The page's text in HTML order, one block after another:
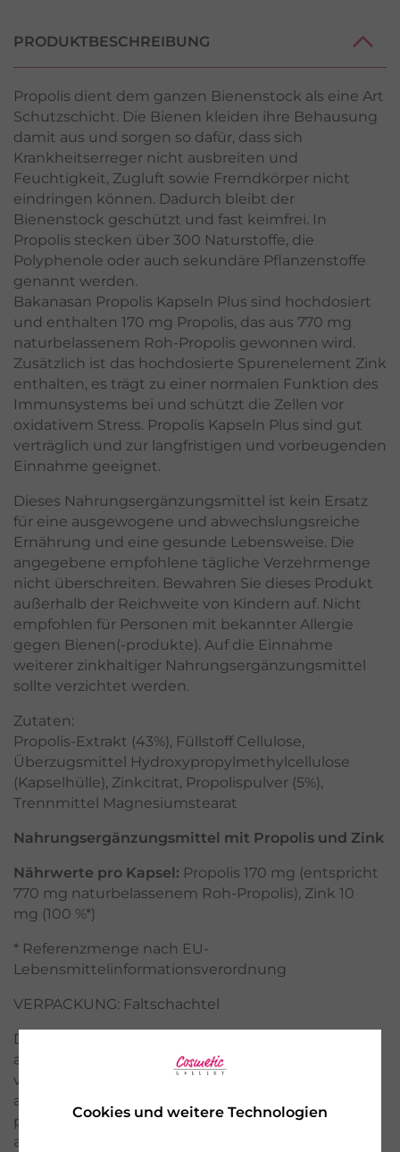
Cookies und weitere Technologien
PRODUKTBESCHREIBUNG
Propolis dient dem ganzen Bienenstock als eine Art
Schutzschicht. Die Bienen kleiden ihre Behausung
damit aus und sorgen so dafür, dass sich
Krankheitserreger nicht ausbreiten und
Feuchtigkeit, Zugluft sowie Fremdkörper nicht
eindringen können. Dadurch bleibt der
Bienenstock geschützt und fast keimfrei. In
Propolis stecken über 300 Naturstoffe, die
Polyphenole oder auch sekundäre Pflanzenstoffe
genannt werden.
Bakanasan Propolis Kapseln Plus sind hochdosiert
und enthalten 170 mg Propolis, das aus 770 mg
naturbelassenem Roh-Propolis gewonnen wird.
Zusätzlich ist das hochdosierte Spurenelement Zink
enthalten, es trägt zu einer normalen Funktion des
Immunsystems bei und schützt die Zellen vor
oxidativem Stress. Propolis Kapseln Plus sind gut
verträglich und zur langfristigen und vorbeugenden
Einnahme geeignet.
Dieses Nahrungsergänzungsmittel ist kein Ersatz
für eine ausgewogene und abwechslungsreiche
Ernährung und eine gesunde Lebensweise. Die
angegebene empfohlene tägliche Verzehrmenge
nicht überschreiten. Bewahren Sie dieses Produkt
außerhalb der Reichweite von Kindern auf. Nicht
empfohlen für Personen mit bekannter Allergie
gegen Bienen(-produkte). Auf die Einnahme
weiterer zinkhaltiger Nahrungsergänzungsmittel
sollte verzichtet werden.
Zutaten:
Propolis-Extrakt (43%), Füllstoff Cellulose,
Überzugsmittel Hydroxypropylmethylcellulose
(Kapselhülle), Zinkcitrat, Propolispulver (5%),
Trennmittel Magnesiumstearat
Nahrungsergänzungsmittel mit Propolis und Zink
Nährwerte pro Kapsel: Propolis 170 mg (entspricht
770 mg naturbelassenem Roh-Propolis), Zink 10
mg (100 %*)
* Referenzmenge nach EU-
Lebensmittelinformationsverordnung
VERPACKUNG: Faltschachtel
Die Verträglichkeit und Aufnahme von Zink sind
abends übrigens am besten. Vegan oder
vegetarisch lebende Menschen sollten besonders
auf ihre Zinkversorgung achten, da Zink aus
pflanzlichen Nahrungsmitteln nur schlecht
aufgenommen wird.